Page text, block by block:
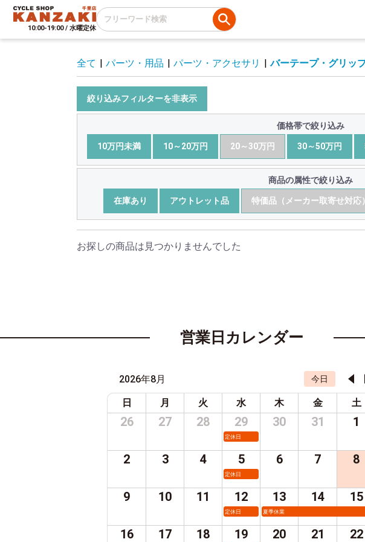
10:00-19:00 / 水曜定休
全て | パーツ・用品 | パーツ・アクセサリ | バーテープ・グリッ
絞り込みフィルターを非表示
価格帯で絞り込み
10万円未満 10～20万円 20～30万円 30～50万円
商品の属性で絞り込み
在庫あり アウトレット品 特価品（メーカー取寄せ対応）
お探しの商品は見つかりませんでした
営業日カレンダー
2026年8月 今日
日 月 火 水 木 金 土
26 27 28 29
定休日
30 31 1
2 3 4 5
定休日
6 7 8
9 10 11 12
定休日
13
夏季休業
14 15
16 17 18 19 20 21 22